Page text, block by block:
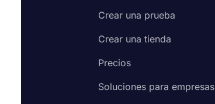
Crear una prueba
Crear una tienda
Precios
Soluciones para empresas